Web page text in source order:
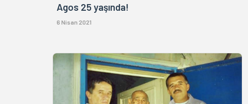
Agos 25 yaşında!
6 Nisan 2021